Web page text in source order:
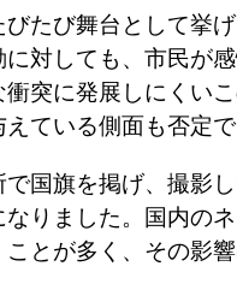
たび舞台として挙
対しても、市民が
突に発展しにくい
ている側面も否定で
国旗を掲げ、撮影
りました。国内の
とが多く、その影